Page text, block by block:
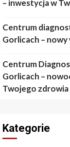
– inwestycja w
Centrum
Gorlicach –
Centrum
Gorlicach –
Twojego zdrowia
Kategorie